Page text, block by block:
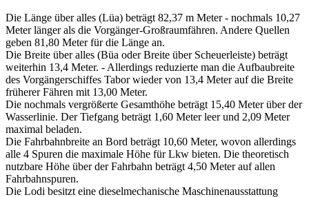
Die Länge über alles (Lüa) beträgt 82,37 m Meter - nochmals 10,27
Meter länger als die Vorgänger-Großraumfähren. Andere Quellen
geben 81,80 Meter für die Länge an.
Die Breite über alles (Büa oder Breite über Scheuerleiste) beträgt
weiterhin 13,4 Meter. - Allerdings reduzierte man die Aufbaubreite
des Vorgängerschiffes Tabor wieder von 13,4 Meter auf die Breite
früherer Fähren mit 13,00 Meter.
Die nochmals vergrößerte Gesamthöhe beträgt 15,40 Meter über der
Wasserlinie. Der Tiefgang beträgt 1,60 Meter leer und 2,09 Meter
maximal beladen.
Die Fahrbahnbreite an Bord beträgt 10,60 Meter, wovon allerdings
alle 4 Spuren die maximale Höhe für Lkw bieten. Die theoretisch
nutzbare Höhe über der Fahrbahn beträgt 4,50 Meter auf allen
Fahrbahnspuren.
Die Lodi besitzt eine dieselmechanische Maschinenausstattung